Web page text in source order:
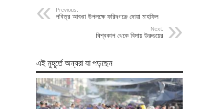
Previous:
পবিত্র আশুরা উপলক্ষে ফরিদগঞ্জে দোয়া মাহফিল
Next:
বিশ্বকাপ থেকে বিদায় উরুগুয়ের
এই মুহূর্তে অন্যরা যা পড়ছেন